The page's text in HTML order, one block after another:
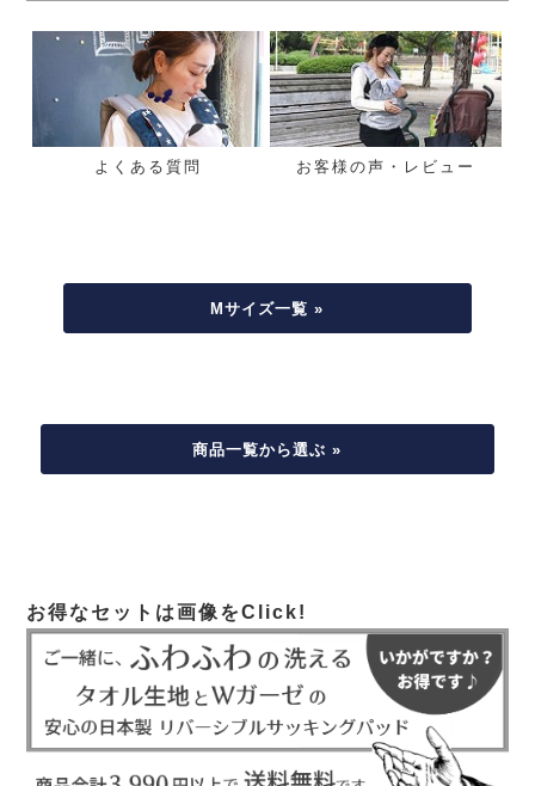
よくある質問 お客様の声・レビュー
Mサイズ一覧 »
商品一覧から選ぶ »
お得なセットは画像をClick!